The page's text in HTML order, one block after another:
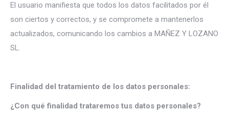
El usuario manifiesta que todos los datos facilitados por él
son ciertos y correctos, y se compromete a mantenerlos
actualizados, comunicando los cambios a MAÑEZ Y LOZANO
SL.
Finalidad del tratamiento de los datos personales:
¿Con qué finalidad trataremos tus datos personales?